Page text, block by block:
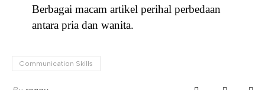
Berbagai macam artikel perihal perbedaan
antara pria dan wanita.
Communication Skills